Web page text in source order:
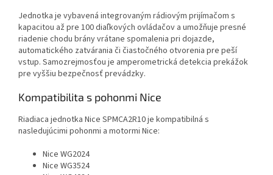
Jednotka je vybavená integrovaným rádiovým prijímačom s
kapacitou až pre 100 diaľkových ovládačov a umožňuje presné
riadenie chodu brány vrátane spomalenia pri dojazde,
automatického zatvárania či čiastočného otvorenia pre peší
vstup. Samozrejmosťou je amperometrická detekcia prekážok
pre vyššiu bezpečnosť prevádzky.
Kompatibilita s pohonmi Nice
Riadiaca jednotka Nice SPMCA2R10 je kompatibilná s
nasledujúcimi pohonmi a motormi Nice:
Nice WG2024
Nice WG3524